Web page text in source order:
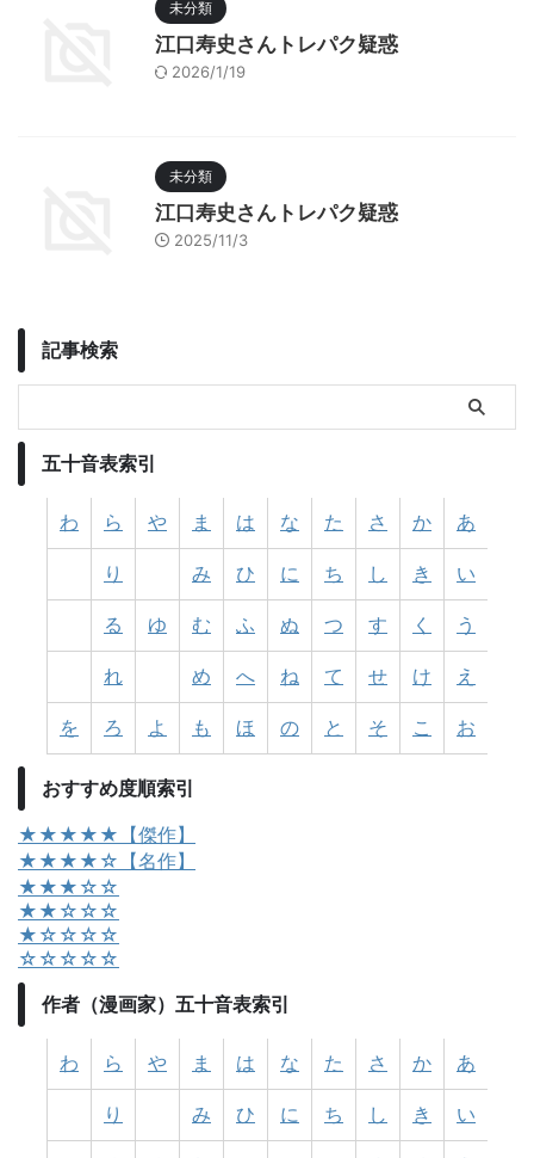
未分類
江口寿史さんトレパク疑惑
2026/1/19
未分類
江口寿史さんトレパク疑惑
2025/11/3
記事検索
五十音表索引
わ ら や ま は な た さ か あ
り み ひ に ち し き い
る ゆ む ふ ぬ つ す く う
れ め へ ね て せ け え
を ろ よ も ほ の と そ こ お
おすすめ度順索引
★★★★★【傑作】
★★★★☆【名作】
★★★☆☆
★★☆☆☆
★☆☆☆☆
☆☆☆☆☆
作者（漫画家）五十音表索引
わ ら や ま は な た さ か あ
り み ひ に ち し き い